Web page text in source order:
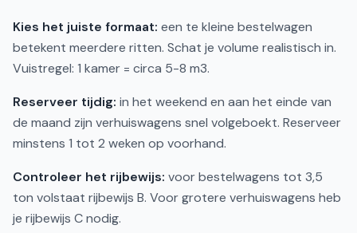
Kies het juiste formaat: een te kleine bestelwagen
betekent meerdere ritten. Schat je volume realistisch in.
Vuistregel: 1 kamer = circa 5-8 m3.
Reserveer tijdig: in het weekend en aan het einde van
de maand zijn verhuiswagens snel volgeboekt. Reserveer
minstens 1 tot 2 weken op voorhand.
Controleer het rijbewijs: voor bestelwagens tot 3,5
ton volstaat rijbewijs B. Voor grotere verhuiswagens heb
je rijbewijs C nodig.